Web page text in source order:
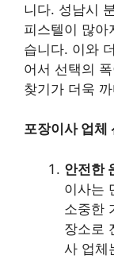
니다. 성남시
피스텔이 많아
습니다. 이와
어서 선택의
찾기가 더욱
포장이사 업체
안전한
이사는
소중한
장소로
사 업체